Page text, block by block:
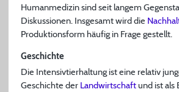
Humanmedizin sind seit langem
Diskussionen. Insgesamt wird die
Produktionsform häufig in Frage gestellt.
Geschichte
Die Intensivtierhaltung ist eine relativ
Geschichte der Landwirtschaftund ist als